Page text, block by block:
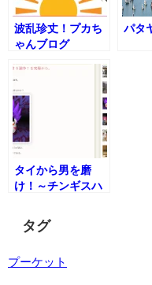
波乱珍丈！プカち
ゃんブログ
パタ
タイから男を磨
け！～チンギスハ
タグ
プーケット